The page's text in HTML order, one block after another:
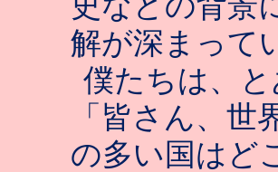
解が深まって
僕たちは、
「皆さん、
の多い国はど